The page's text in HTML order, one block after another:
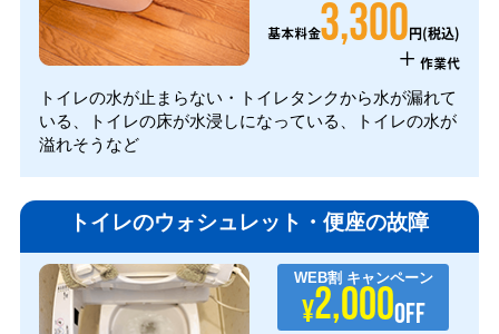
基本料金3,300円(税込)
+ 作業代
トイレの水が止まらない・トイレタンクから水が漏れて
いる、トイレの床が水浸しになっている、トイレの水が
溢れそうなど
トイレのウォシュレット・便座の故障
WEB割 キャンペーン
¥2,000OFF